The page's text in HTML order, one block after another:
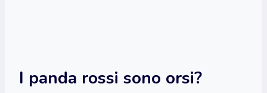
I panda rossi sono orsi?